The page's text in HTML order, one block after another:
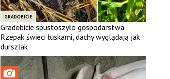
GRADOBICIE
Gradobicie spustoszyło gospodarstwa.
Rzepak świeci łuskami, dachy wyglądają jak
durszlak